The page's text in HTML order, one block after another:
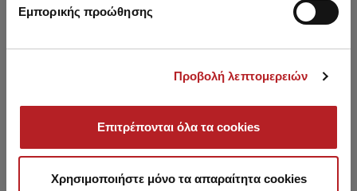
Εμπορικής προώθησης
Προβολή λεπτομερειών
Επιτρέπονται όλα τα cookies
Χρησιμοποιήστε μόνο τα απαραίτητα cookies